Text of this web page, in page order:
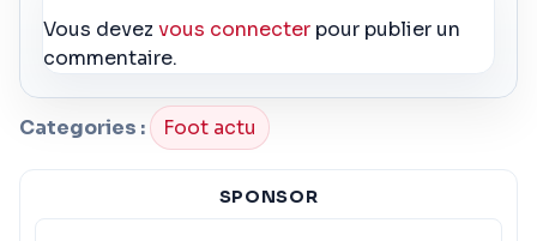
Vous devezvous connecter pour publier un
commentaire.
Categories : Foot actu
SPONSOR